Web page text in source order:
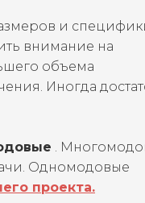
и
внимание на
объема
Иногда
.
Одномодовые
проекта.